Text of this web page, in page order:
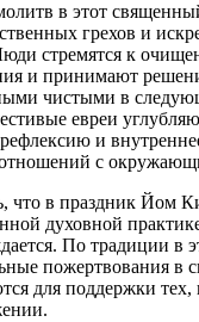
в этот
грехов и
стремятся к
и принимают
чистыми в
евреи
и
с
что в праздник Йом
духовной
По традиции в
пожертвования в
для поддержки тех,